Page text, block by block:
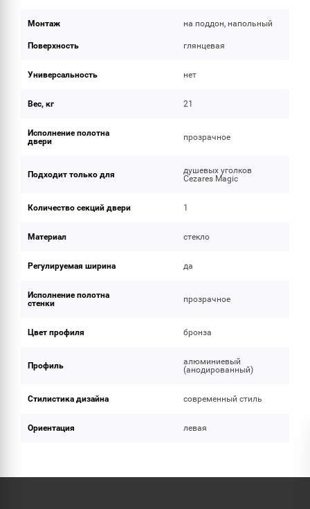
Монтаж на поддон, напольный
Поверхность глянцевая
Универсальность нет
Вес, кг 21
Исполнение полотна
двери
прозрачное
Подходит только для
душевых уголков
Cezares Magic
Количество секций двери 1
Материал стекло
Регулируемая ширина да
Исполнение полотна
стенки
прозрачное
Цвет профиля бронза
Профиль
алюминиевый
(анодированный)
Стилистика дизайна современный стиль
Ориентация левая